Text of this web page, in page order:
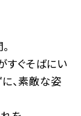
すぐそばにい
、素敵な姿